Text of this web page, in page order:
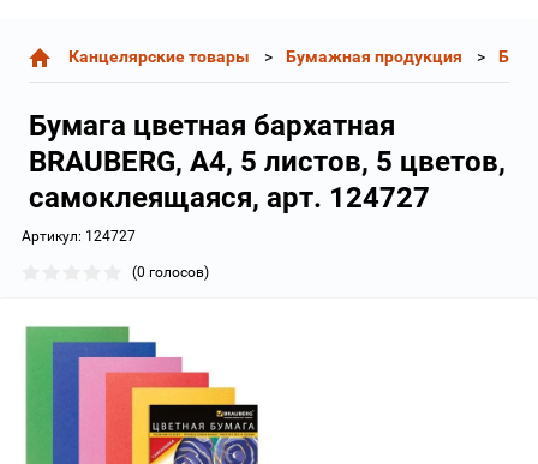
Канцелярские товары Бумажная продукция
Бумага цветная бархатная
BRAUBERG, А4, 5 листов, 5 цветов,
самоклеящаяся, арт. 124727
Артикул: 124727
(0 голосов)